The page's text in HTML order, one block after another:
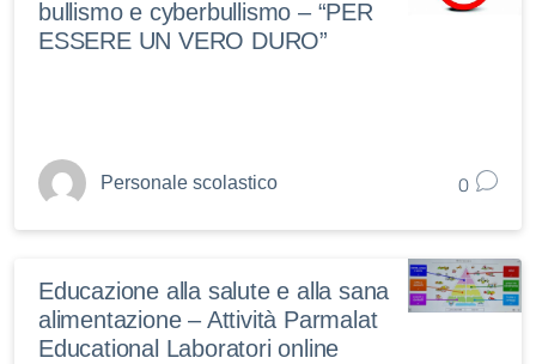
bullismo e cyberbullismo – “PER
ESSERE UN VERO DURO”
Personale scolastico 0
Educazione alla salute e alla sana
alimentazione – Attività Parmalat
Educational Laboratori online